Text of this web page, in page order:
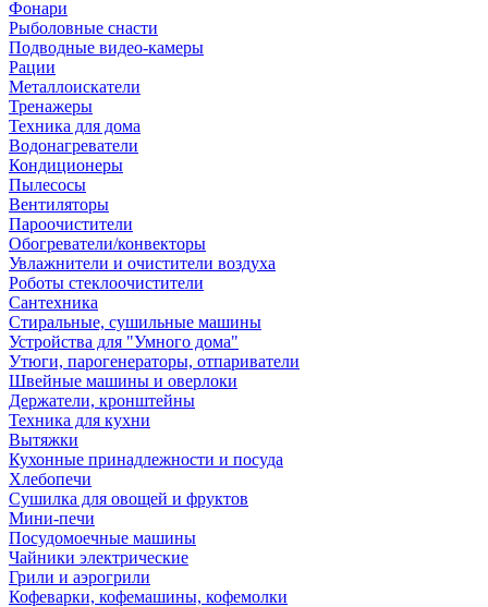
Фонари
Рыболовные снасти
Подводные видео-камеры
Рации
Металлоискатели
Тренажеры
Техника для дома
Водонагреватели
Кондиционеры
Пылесосы
Вентиляторы
Пароочистители
Обогреватели/конвекторы
Увлажнители и очистители воздуха
Роботы стеклоочистители
Сантехника
Стиральные, сушильные машины
Устройства для "Умного дома"
Утюги, парогенераторы, отпариватели
Швейные машины и оверлоки
Держатели, кронштейны
Техника для кухни
Вытяжки
Кухонные принадлежности и посуда
Хлебопечи
Сушилка для овощей и фруктов
Мини-печи
Посудомоечные машины
Чайники электрические
Грили и аэрогрили
Кофеварки, кофемашины, кофемолки